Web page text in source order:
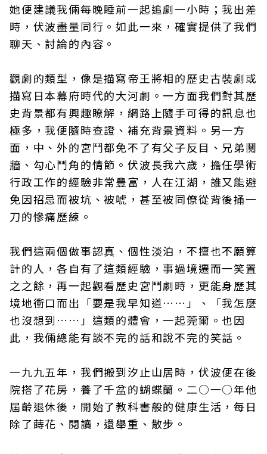
她便建議我倆每晚睡前一起追劇一小時；我出差
時，伏波盡量同行。如此一來，確實提供了我們
聊天、討論的內容。
觀劇的類型，像是描寫帝王將相的歷史古裝劇或
描寫日本幕府時代的大河劇。一方面我們對其歷
史背景都有興趣瞭解，網路上隨手可得的訊息也
極多，我便隨時查證、補充背景資料。另一方
面，中、外的宮鬥都免不了有父子反目、兄弟鬩
牆、勾心鬥角的情節。伏波長我六歲，擔任學術
行政工作的經驗非常豐富，人在江湖，誰又能避
免因招忌而被坑、被唬，甚至被同僚從背後捅一
刀的慘痛歷練。
我們這兩個做事認真、個性淡泊，不擅也不願算
計的人，各自有了這類經驗，事過境遷而一笑置
之之餘，再一起觀看歷史宮鬥劇時，更能身歷其
境地衝口而出「要是我早知道……」、「我怎麼
也沒想到……」這類的體會，一起莞爾。也因
此，我倆總能有談不完的話和說不完的笑話。
一九九五年，我們搬到汐止山居時，伏波便在後
院搭了花房，養了千盆的蝴蝶蘭。二○一○年他
屆齡退休後，開始了教科書般的健康生活，每日
除了蒔花、閱讀，還舉重、散步。